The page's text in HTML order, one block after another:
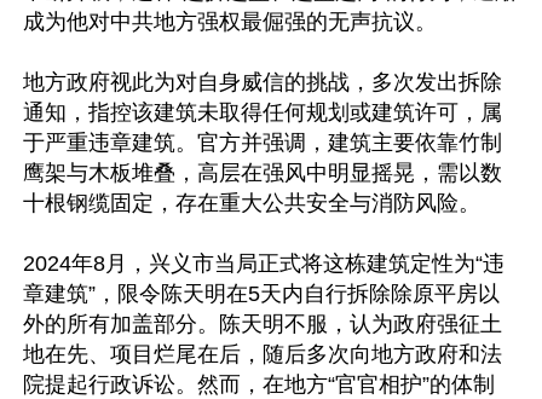
成为他对中共地方强权最倔强的无声抗议。
地方政府视此为对自身威信的挑战，多次发出拆除
通知，指控该建筑未取得任何规划或建筑许可，属
于严重违章建筑。官方并强调，建筑主要依靠竹制
鹰架与木板堆叠，高层在强风中明显摇晃，需以数
十根钢缆固定，存在重大公共安全与消防风险。
2024年8月，兴义市当局正式将这栋建筑定性为“违
章建筑”，限令陈天明在5天内自行拆除除原平房以
外的所有加盖部分。陈天明不服，认为政府强征土
地在先、项目烂尾在后，随后多次向地方政府和法
院提起行政诉讼。然而，在地方“官官相护”的体制